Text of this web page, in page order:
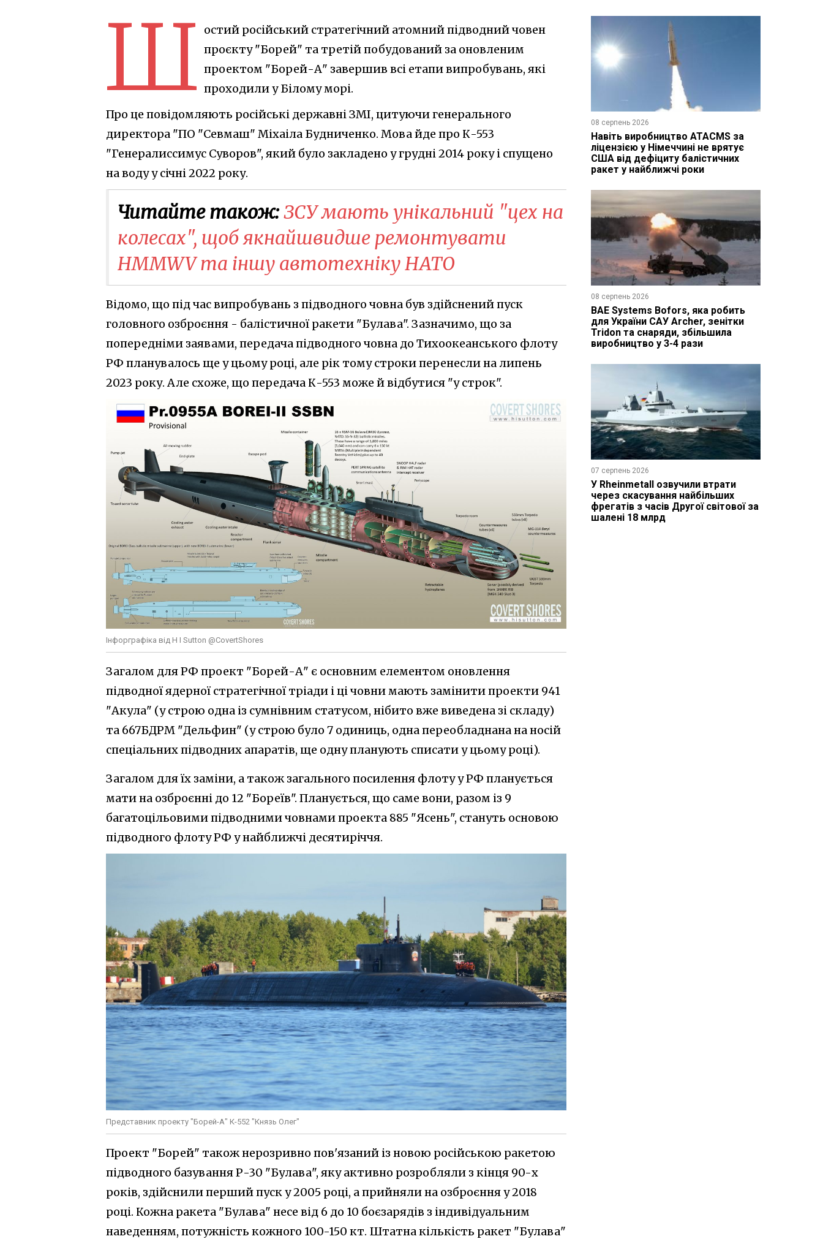
Ш остий російський стратегічний атомний підводний човен
проєкту "Борей" та третій побудований за оновленим
проектом "Борей-А" завершив всі етапи випробувань, які
проходили у Білому морі.
Про це повідомляють російські державні ЗМІ, цитуючи генерального
директора "ПО "Севмаш" Міхаіла Будниченко. Мова йде про К-553
"Генералиссимус Суворов", який було закладено у грудні 2014 року і спущено
на воду у січні 2022 року.
Читайте також:ЗСУ мають унікальний "цех на
колесах", щоб якнайшвидше ремонтувати
HMMWV та іншу автотехніку НАТО
Відомо, що під час випробувань з підводного човна був здійснений пуск
головного озброєння - балістичної ракети "Булава". Зазначимо, що за
попередніми заявами, передача підводного човна до Тихоокеанського флоту
РФ планувалось ще у цьому році, але рік тому строки перенесли на липень
2023 року. Але схоже, що передача К-553 може й відбутися "у строк".
Інфорграфіка від H I Sutton @CovertShores
Загалом для РФ проект "Борей-А" є основним елементом оновлення
підводної ядерної стратегічної тріади і ці човни мають замінити проекти 941
"Акула" (у строю одна із сумнівним статусом, нібито вже виведена зі складу)
та 667БДРМ "Дельфин" (у строю було 7 одиниць, одна переобладнана на носій
спеціальних підводних апаратів, ще одну планують списати у цьому році).
Загалом для їх заміни, а також загального посилення флоту у РФ планується
мати на озброєнні до 12 "Бореїв". Планується, що саме вони, разом із 9
багатоцільовими підводними човнами проекта 885 "Ясень", стануть основою
підводного флоту РФ у найближчі десятиріччя.
Представник проекту "Борей-А" К-552 "Князь Олег"
Проект "Борей" також нерозривно пов'язаний із новою російською ракетою
підводного базування Р-30 "Булава", яку активно розробляли з кінця 90-х
років, здійснили перший пуск у 2005 році, а прийняли на озброєння у 2018
році. Кожна ракета "Булава" несе від 6 до 10 боєзарядів з індивідуальним
наведенням, потужність кожного 100-150 кт. Штатна кількість ракет "Булава"
08 серпень 2026
Навіть виробництво ATACMS за
ліцензією у Німеччині не врятує
США від дефіциту балістичних
ракет у найближчі роки
08 серпень 2026
BAE Systems Bofors, яка робить
для України САУ Archer, зенітки
Tridon та снаряди, збільшила
виробництво у 3-4 рази
07 серпень 2026
У Rheinmetall озвучили втрати
через скасування найбільших
фрегатів з часів Другої світової за
шалені 18 млрд